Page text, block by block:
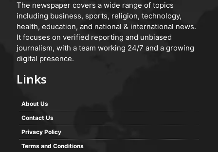
The newspaper covers a wide range of topics
including business, sports, religion, technology,
health, education, and national & international news.
It focuses on verified reporting and unbiased
journalism, with a team working 24/7 and a growing
digital presence.
Links
About Us
Contact Us
Privacy Policy
Terms and Conditions